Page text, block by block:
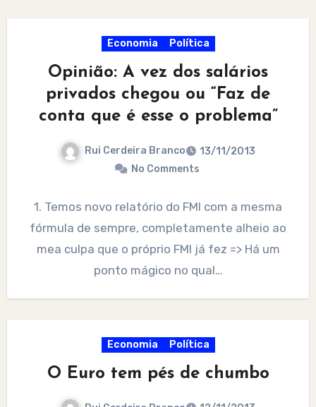
Economia Política
Opinião: A vez dos salários
privados chegou ou “Faz de
conta que é esse o problema”
Rui Cerdeira Branco
13/11/2013
No Comments
1. Temos novo relatório do FMI com a mesma
fórmula de sempre, completamente alheio ao
mea culpa que o próprio FMI já fez => Há um
ponto mágico no qual…
Economia Política
O Euro tem pés de chumbo